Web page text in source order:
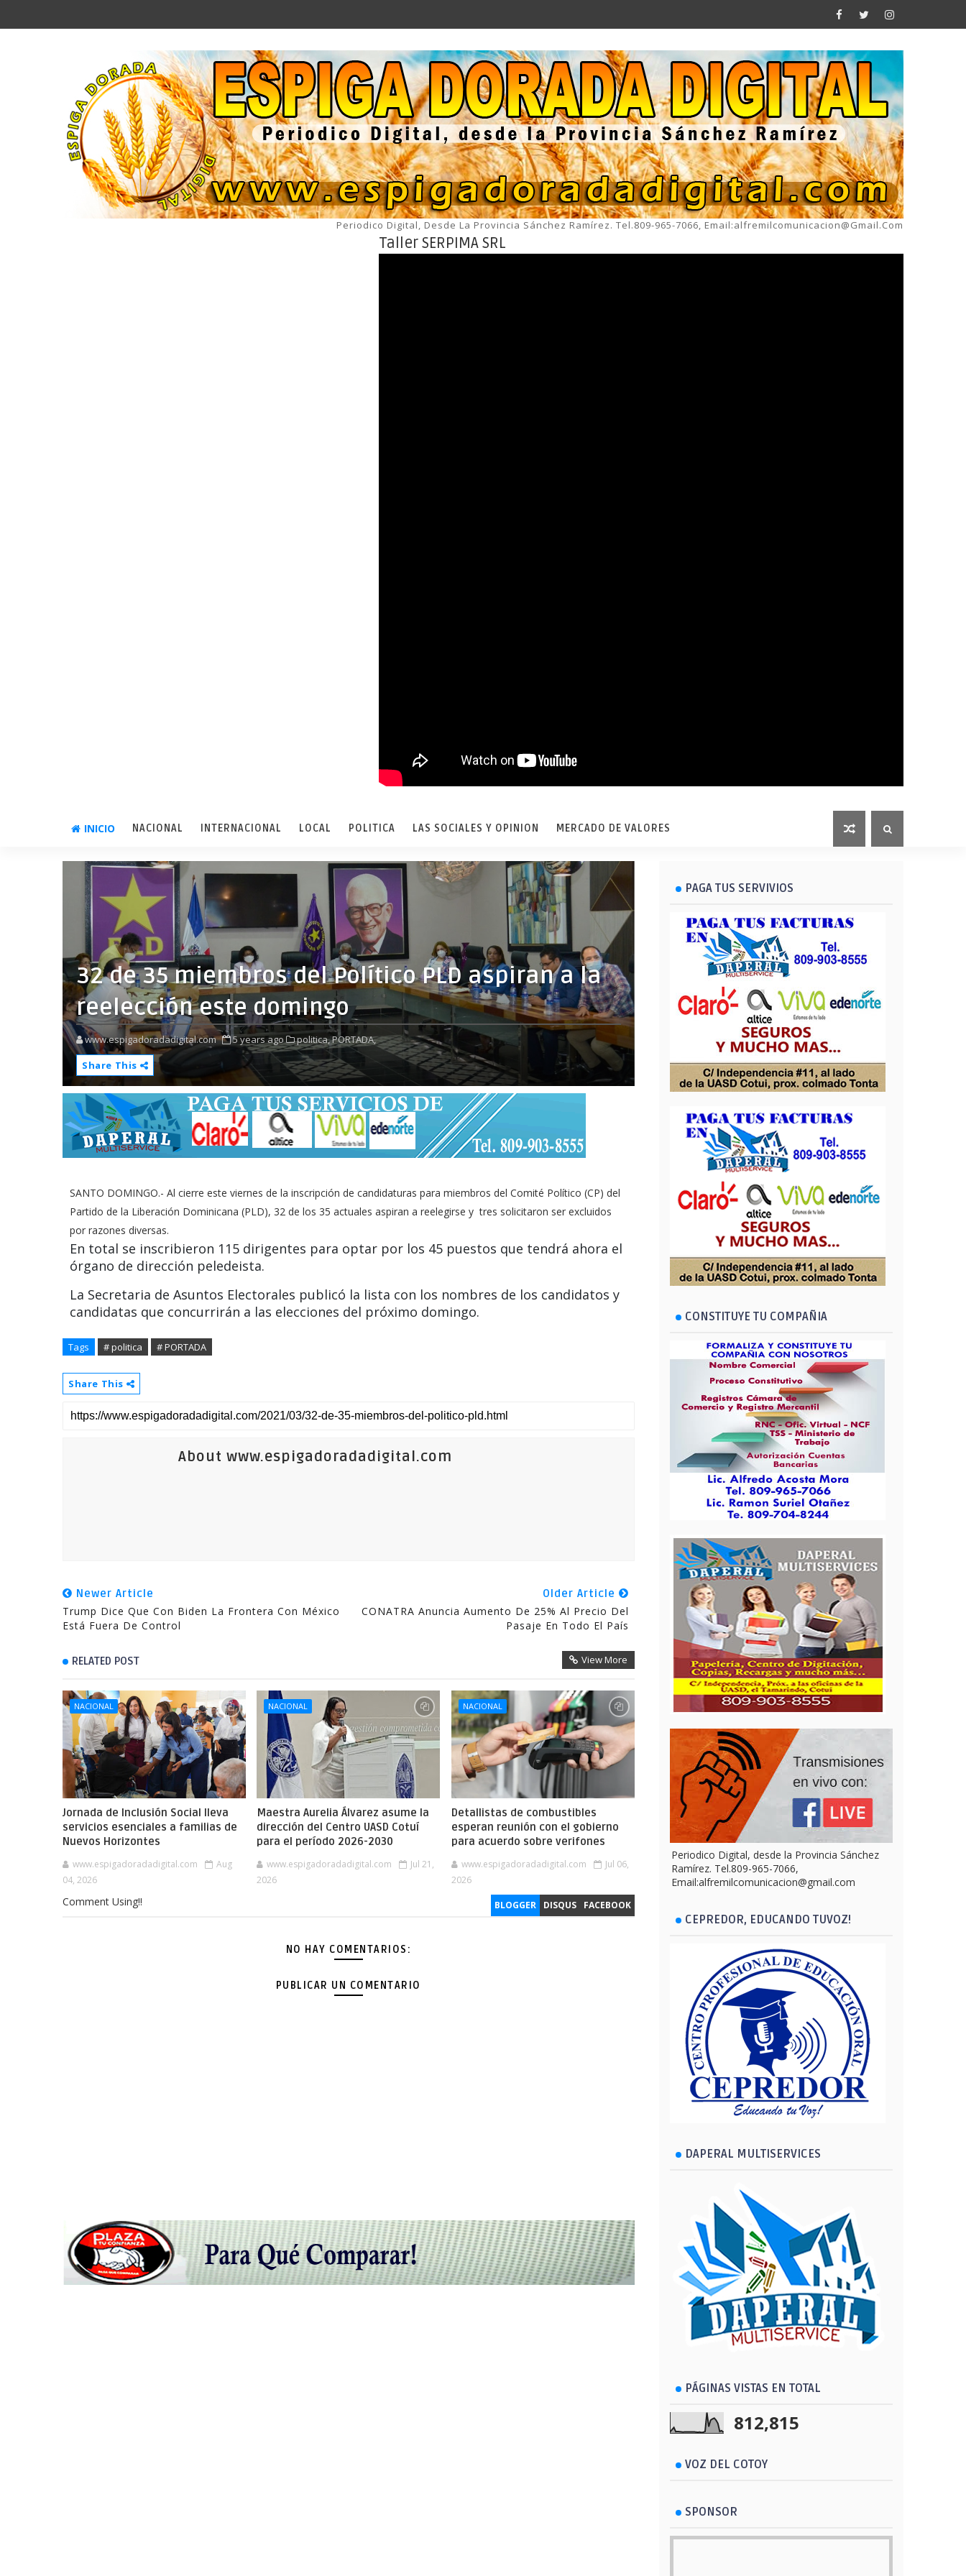
Periodico Digital, Desde La Provincia Sánchez Ramírez. Tel.809-965-7066, Email:alfremilcomunicacion@gmail.com
Taller SERPIMA SRL
INICIO NACIONAL INTERNACIONAL LOCAL POLITICA LAS SOCIALES Y OPINION MERCADO DE VALORES
32 de 35 miembros del Político PLD aspiran a la
reelección este domingo
www.espigadoradadigital.com 5 years ago politica,PORTADA,
Share This
SANTO DOMINGO.- Al cierre este viernes de la inscripción de candidaturas para miembros del Comité Político (CP) del
Partido de la Liberación Dominicana (PLD), 32 de los 35 actuales aspiran a reelegirse y tres solicitaron ser excluidos
por razones diversas.
En total se inscribieron 115 dirigentes para optar por los 45 puestos que tendrá ahora el
órgano de dirección peledeista.
La Secretaria de Asuntos Electorales publicó la lista con los nombres de los candidatos y
candidatas que concurrirán a las elecciones del próximo domingo.
Tags # politica # PORTADA
Share This
About www.espigadoradadigital.com
Newer Article
Trump Dice Que Con Biden La Frontera Con México
Está Fuera De Control
Older Article
CONATRA Anuncia Aumento De 25% Al Precio Del
Pasaje En Todo El País
RELATED POST View More
NACIONAL
Jornada de Inclusión Social lleva
servicios esenciales a familias de
Nuevos Horizontes
www.espigadoradadigital.com
Aug
04, 2026
NACIONAL
Maestra Aurelia Álvarez asume la
dirección del Centro UASD Cotuí
para el período 2026-2030
www.espigadoradadigital.com
Jul 21,
2026
NACIONAL
Detallistas de combustibles
esperan reunión con el gobierno
para acuerdo sobre verifones
www.espigadoradadigital.com
Jul 06,
2026
BLOGGER DISQUS FACEBOOK
Comment Using!!
NO HAY COMENTARIOS:
PUBLICAR UN COMENTARIO
PAGA TUS SERVIVIOS
CONSTITUYE TU COMPAÑIA
Periodico Digital, desde la Provincia Sánchez
Ramírez. Tel.809-965-7066,
Email:alfremilcomunicacion@gmail.com
CEPREDOR, EDUCANDO TUVOZ!
DAPERAL MULTISERVICES
PÁGINAS VISTAS EN TOTAL
812,815
VOZ DEL COTOY
SPONSOR